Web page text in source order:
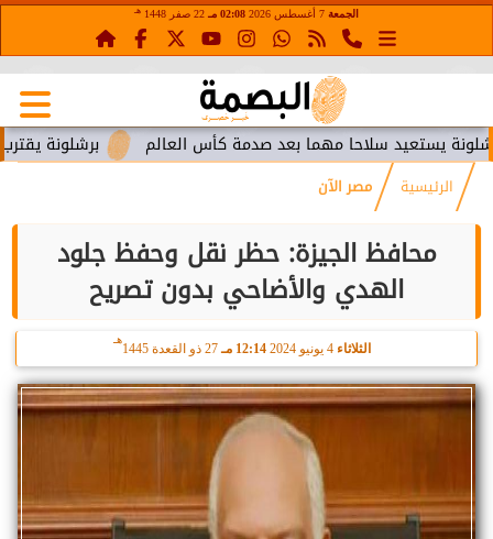
الجمعة 02:08 مـ 22 صفر 1448 هـ
برشلونة يقترب من سلاحا مهما بعد صدمة كأس العالم
الرئيسية مصر الآن
محافظ الجيزة: حظر نقل وحفظ جلود
الهدي والأضاحي بدون تصريح
الثلاثاء 12:14 مـ 27 ذو القعدة 1445
هـ